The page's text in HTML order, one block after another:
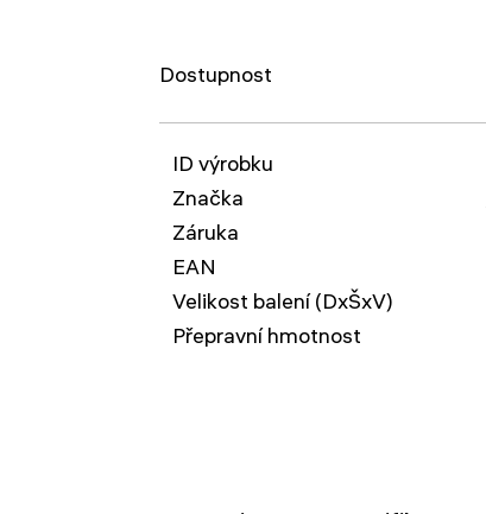
Dostupnost
ID výrobku
Značka
Záruka
EAN
Velikost balení (DxŠxV)
Přepravní hmotnost